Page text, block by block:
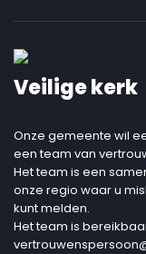
Veilige kerk
Onze gemeente wil
een team van
Het team is een
onze regio waar u
kunt melden.
Het team is